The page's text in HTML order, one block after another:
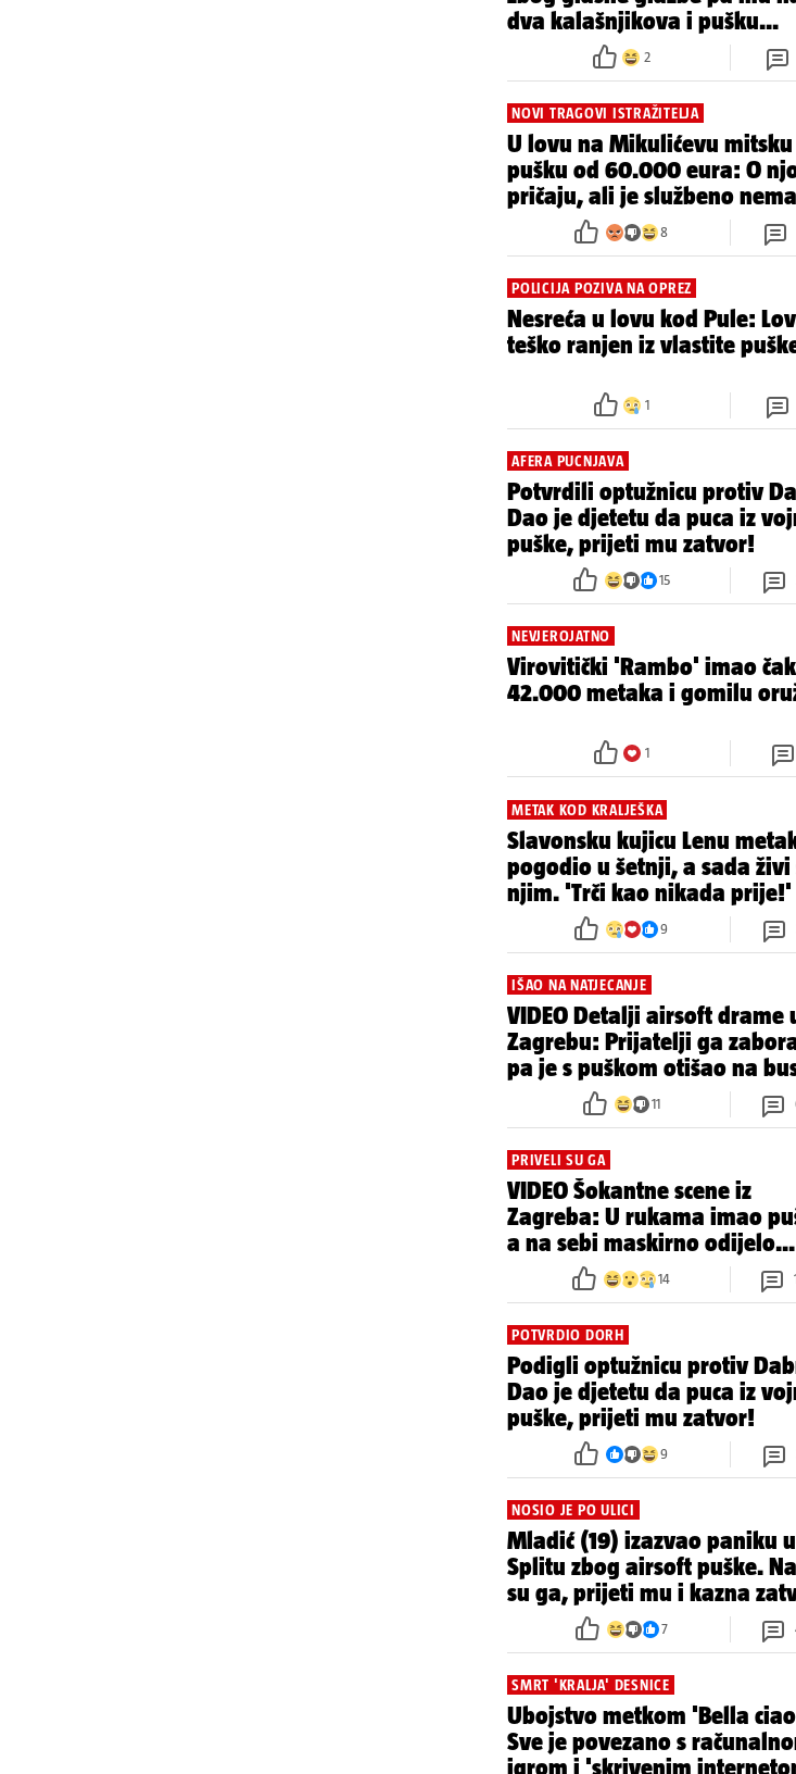
dva kalašnjikova i pušku...
2
NOVI TRAGOVI ISTRAŽITELJA
U lovu na Mikulićevu mitsku
pušku od 60.000 eura: O
pričaju, ali je službeno nema
8
POLICIJA POZIVA NA OPREZ
Nesreća u lovu kod Pule:
teško ranjen iz vlastite
1
AFERA PUCNJAVA
Potvrdili optužnicu protiv
Dao je djetetu da puca iz
puške, prijeti mu zatvor!
15
NEVJEROJATNO
Virovitički 'Rambo' imao čak
42.000 metaka i gomilu
1
METAK KOD KRALJEŠKA
Slavonsku kujicu Lenu
pogodio u šetnji, a sada živi
njim. 'Trči kao nikada prije!'
9
IŠAO NA NATJECANJE
VIDEO Detalji airsoft drame
Zagrebu: Prijatelji ga
pa je s puškom otišao na
11
PRIVELI SU GA
VIDEO Šokantne scene iz
Zagreba: U rukama imao
a na sebi maskirno odijelo...
14
POTVRDIO DORH
Podigli optužnicu protiv
Dao je djetetu da puca iz
puške, prijeti mu zatvor!
9
NOSIO JE PO ULICI
Mladić (19) izazvao paniku u
Splitu zbog airsoft puške.
su ga, prijeti mu i kazna
7
SMRT 'KRALJA' DESNICE
Ubojstvo metkom 'Bella
Sve je povezano s
igrom i 'skrivenim